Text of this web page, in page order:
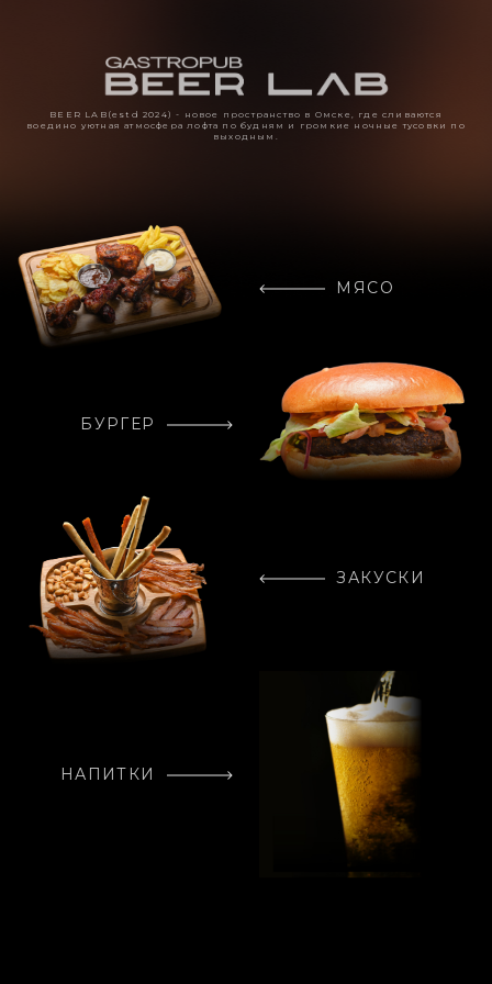
BEER LAB(estd 2024) - новое пространство в Омске, где сливаются
воедино уютная атмосфера лофта по будням и громкие ночные тусовки по
выходным.
МЯСО
БУРГЕР
ЗАКУСКИ
НАПИТКИ